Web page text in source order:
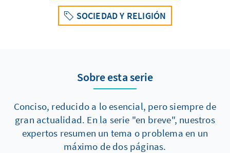
SOCIEDAD Y RELIGIÓN
Sobre esta serie
Conciso, reducido a lo esencial, pero siempre de
gran actualidad. En la serie "en breve", nuestros
expertos resumen un tema o problema en un
máximo de dos páginas.